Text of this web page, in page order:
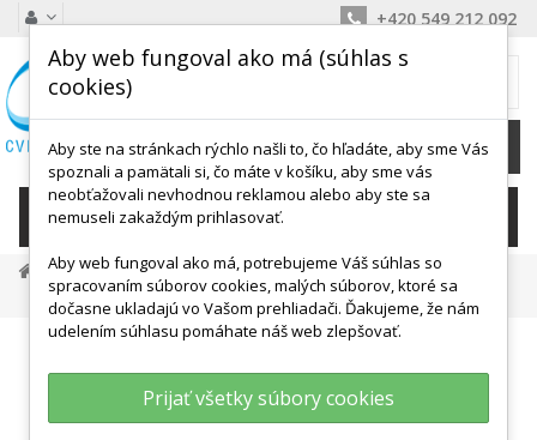
+420 549 212 092
KATEGÓRIE
Detské Aktivity, Didaktika
Motorika
Prekážkové Dráhy
Mostovky K Valcu
Aby web fungoval ako má (súhlas s
cookies)
Aby ste na stránkach rýchlo našli to, čo hľadáte, aby sme Vás
spoznali a pamätali si, čo máte v košíku, aby sme vás
neobťažovali nevhodnou reklamou alebo aby ste sa
nemuseli zakaždým prihlasovať.
Aby web fungoval ako má, potrebujeme Váš súhlas so
spracovaním súborov cookies, malých súborov, ktoré sa
dočasne ukladajú vo Vašom prehliadači. Ďakujeme, že nám
udelením súhlasu pomáhate náš web zlepšovať.
Prijať všetky súbory cookies